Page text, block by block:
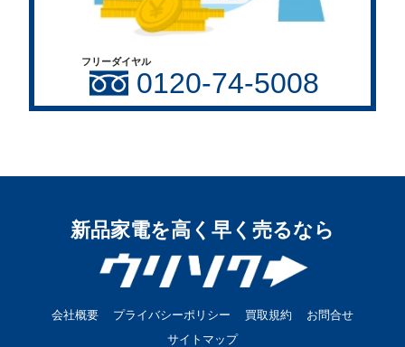
フリーダイヤル
0120-74-5008
新品家電を高く早く売るなら
会社概要 プライバシーポリシー 買取規約
お問合せ
サイトマップ